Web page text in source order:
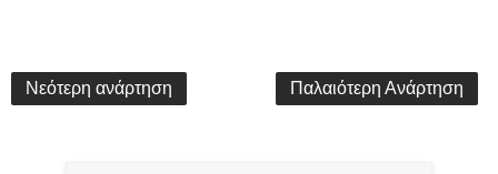
Νεότερη ανάρτηση Παλαιότερη Ανάρτηση